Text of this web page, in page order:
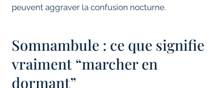
peuvent aggraver la confusion nocturne.
Somnambule : ce que signifie
vraiment “marcher en
dormant”